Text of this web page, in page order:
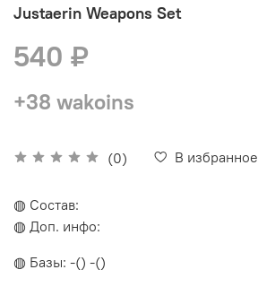
Justaerin Weapons Set
(0) В избранное
540 ₽
+38 wakoins
◍ Состав:
◍ Доп. инфо:
◍ Базы: -() -()